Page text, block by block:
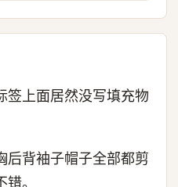
签上面居然没写填充物
后背袖子帽子全部都剪
。